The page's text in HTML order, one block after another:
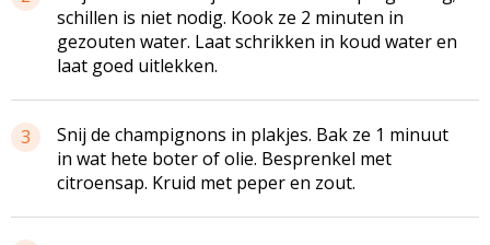
schillen is niet nodig. Kook ze 2 minuten in
gezouten water. Laat schrikken in koud water en
laat goed uitlekken.
3
Snij de champignons in plakjes. Bak ze 1 minuut
in wat hete boter of olie. Besprenkel met
citroensap. Kruid met peper en zout.